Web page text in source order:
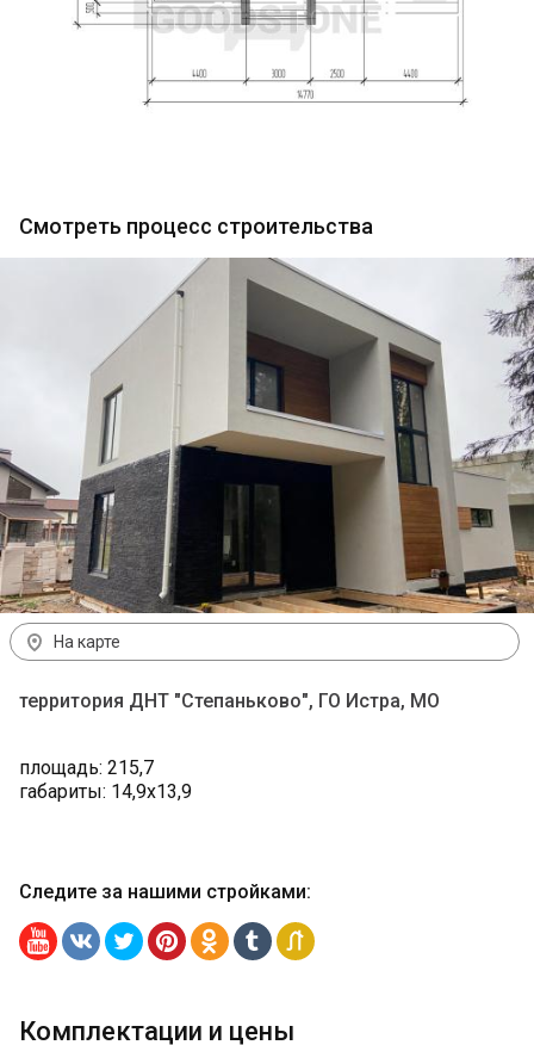
Смотреть процесс строительства
На карте
территория ДНТ "Степаньково", ГО Истра, МО
площадь: 215,7
габариты: 14,9х13,9
Следите за нашими стройками:
Комплектации и цены